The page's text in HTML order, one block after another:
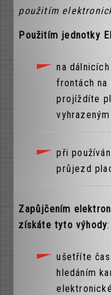
použitím
Použitím jednotky
na
frontách na
projíždíte
při
průjezd
Zapůjčením
získáte tyto výhody:
ušetříte
hledáním